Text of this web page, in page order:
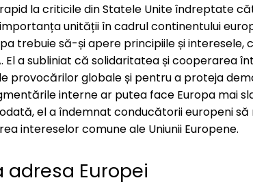
la criticile din Statele Unite îndreptate
unității în cadrul continentului
trebuie să-și apere principiile și interesele,
El a subliniat că solidaritatea și cooperarea
provocărilor globale și pentru a proteja
interne ar putea face Europa mai
el a îndemnat conducătorii europeni să
intereselor comune ale Uniunii Europene.
adresa Europei